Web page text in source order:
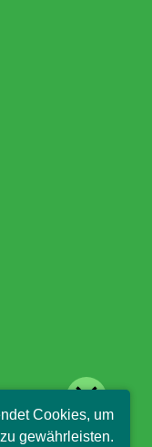
Cookies, um
gewährleisten.
und
close